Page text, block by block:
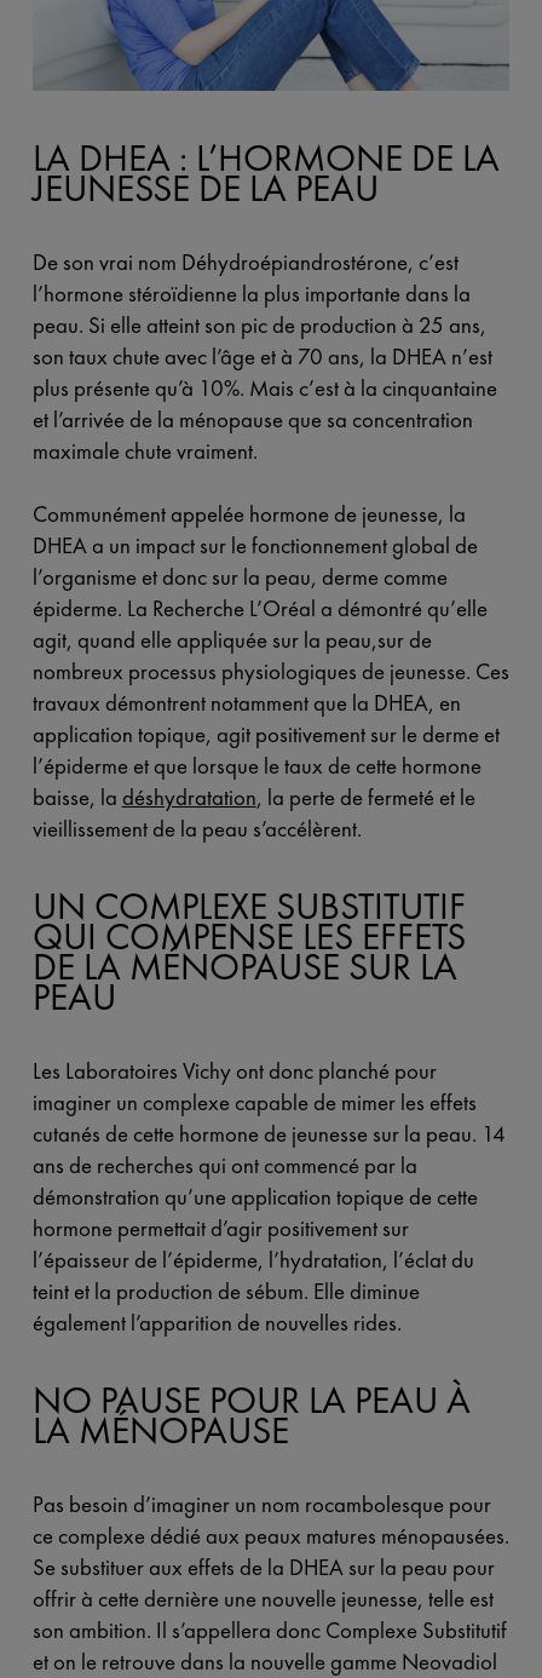
LA DHEA : L’HORMONE DE LA
JEUNESSE DE LA PEAU
De son vrai nom Déhydroépiandrostérone, c’est
l’hormone stéroïdienne la plus importante dans la
peau. Si elle atteint son pic de production à 25 ans,
son taux chute avec l’âge et à 70 ans, la DHEA n’est
plus présente qu’à 10%. Mais c’est à la cinquantaine
et l’arrivée de la ménopause que sa concentration
maximale chute vraiment.
Communément appelée hormone de jeunesse, la
DHEA a un impact sur le fonctionnement global de
l’organisme et donc sur la peau, derme comme
épiderme. La Recherche L’Oréal a démontré qu’elle
agit, quand elle appliquée sur la peau,sur de
nombreux processus physiologiques de jeunesse. Ces
travaux démontrent notamment que la DHEA, en
application topique, agit positivement sur le derme et
l’épiderme et que lorsque le taux de cette hormone
baisse, la déshydratation, la perte de fermeté et le
vieillissement de la peau s’accélèrent.
UN COMPLEXE SUBSTITUTIF
QUI COMPENSE LES EFFETS
DE LA MÉNOPAUSE SUR LA
PEAU
Les Laboratoires Vichy ont donc planché pour
imaginer un complexe capable de mimer les effets
cutanés de cette hormone de jeunesse sur la peau. 14
ans de recherches qui ont commencé par la
démonstration qu’une application topique de cette
hormone permettait d’agir positivement sur
l’épaisseur de l’épiderme, l’hydratation, l’éclat du
teint et la production de sébum. Elle diminue
également l’apparition de nouvelles rides.
NO PAUSE POUR LA PEAU À
LA MÉNOPAUSE
Pas besoin d’imaginer un nom rocambolesque pour
ce complexe dédié aux peaux matures ménopausées.
Se substituer aux effets de la DHEA sur la peau pour
offrir à cette dernière une nouvelle jeunesse, telle est
son ambition. Il s’appellera donc Complexe Substitutif
et on le retrouve dans la nouvelle gamme Neovadiol